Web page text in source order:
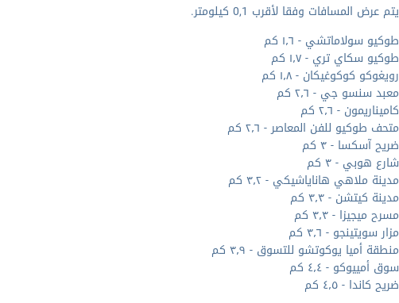
يتم عرض المسافات وفقا لأقرب 0,1 كيلومتر.
طوكيو سولاماتشي - ١٫٦ كم
طوكيو سكاي تري - ١٫٧ كم
رويغوكو كوكوغيكان - ١٫٨ كم
معبد سنسو جي - ٢٫٦ كم
كاميناريمون - ٢٫٦ كم
متحف طوكيو للفن المعاصر - ٢٫٦ كم
ضريح آسكسا - ٣ كم
شارع هوبي - ٣ كم
مدينة ملاهي هاناياشيكي - ٣٫٢ كم
مدينة كيتشن - ٣٫٣ كم
مسرح ميجيزا - ٣٫٣ كم
مزار سويتينجو - ٣٫٦ كم
منطقة أميا يوكوتشو للتسوق - ٣٫٩ كم
سوق أمييوكو - ٤٫٤ كم
ضريح كاندا - ٤٫٥ كم